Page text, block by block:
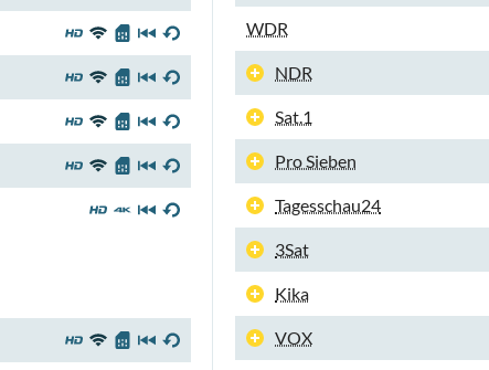
WDR
NDR
Sat.1
Pro Sieben
Tagesschau24
3Sat
Kika
VOX